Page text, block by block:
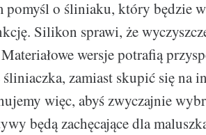
pomyśl o śliniaku, który będzie
Silikon sprawi, że
wersje potrafią
śliniaczka, zamiast skupić się na
więc, abyś zwyczajnie
będą zachęcające dla